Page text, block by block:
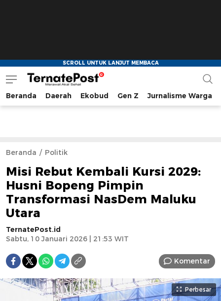
TernatePost.id
merawat akal sehat
Beranda Daerah Ekobud Gen Z Jurnalisme Warga
Beranda Politik
Misi Rebut Kembali Kursi 2029:
Husni Bopeng Pimpin
Transformasi NasDem Maluku
Utara
TernatePost.id
Sabtu, 10 Januari 2026 | 21:53 WIT
Komentar
Perbesar